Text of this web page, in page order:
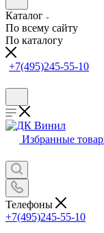
Каталог
По всему сайту
По каталогу
+7(495)245-55-10
Избранные
Телефоны
+7(495)245-55-10